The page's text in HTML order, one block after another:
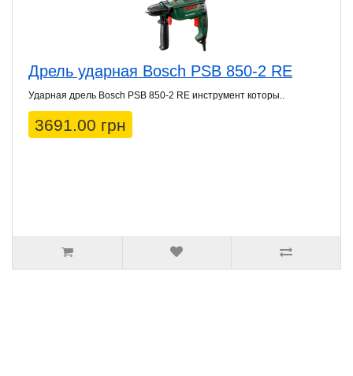
Дрель ударная Bosch PSB 850-2 RE
Ударная дрель Bosch PSB 850-2 RE инструмент которы..
3691.00 грн